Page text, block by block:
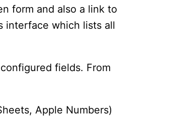
form and also a link to
interface which lists all
fields. From
Apple Numbers)